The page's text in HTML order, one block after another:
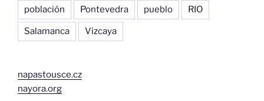
población Pontevedra pueblo RIO
Salamanca Vizcaya
napastousce.cz
nayora.org